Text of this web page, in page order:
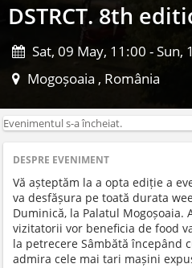
DSTRCT. 8th
Sat, 09 May, 11:00 - Sun,
Mogoșoaia , România
Evenimentul s-a încheiat.
DESPRE EVENIMENT
Vă așteptăm la a opta ediție a
va desfășura pe toată durata
Duminică, la Palatul Mogoșoaia.
vizitatorii vor beneficia de food
la petrecere Sâmbătă începând
admira cele mai tari mașini